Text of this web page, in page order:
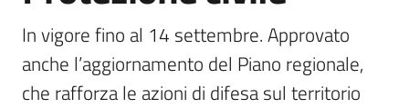
In vigore fino al 14 settembre. Approvato
anche l’aggiornamento del Piano regionale,
che rafforza le azioni di difesa sul territorio